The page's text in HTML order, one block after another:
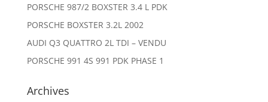
PORSCHE 987/2 BOXSTER 3.4 L PDK
PORSCHE BOXSTER 3.2L 2002
AUDI Q3 QUATTRO 2L TDI – VENDU
PORSCHE 991 4S 991 PDK PHASE 1
Archives